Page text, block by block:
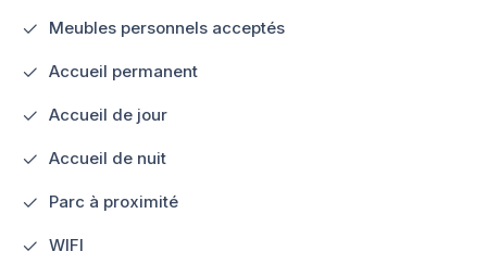
Meubles personnels acceptés
Accueil permanent
Accueil de jour
Accueil de nuit
Parc à proximité
WIFI